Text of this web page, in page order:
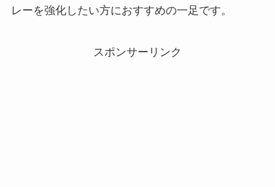
レーを強化したい方におすすめの一足です。
スポンサーリンク